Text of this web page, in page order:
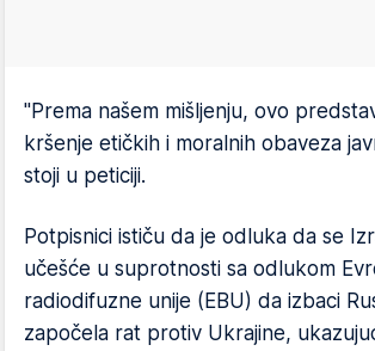
"Prema našem mišljenju, ovo
kršenje etičkih i moralnih obaveza
stoji u peticiji.
Potpisnici ističu da je odluka da se
učešće u suprotnosti sa odlukom
radiodifuzne unije (EBU) da izbaci
započela rat protiv Ukrajine,